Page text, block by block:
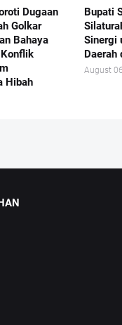
Dugaan
Golkar
Bahaya
Hibah
Bupati
Sinergi
Daerah
August